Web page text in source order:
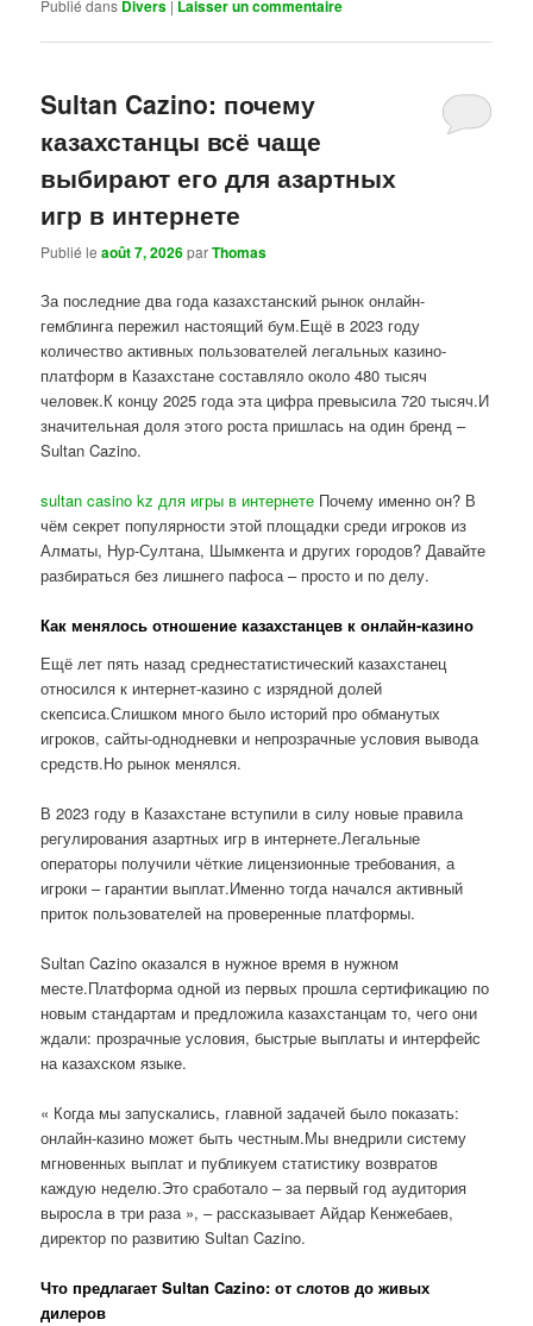
Publié dans Divers | Laisser un commentaire
Sultan Cazino: почему
казахстанцы всё чаще
выбирают его для азартных
игр в интернете
Publié leaoût 7, 2026parThomas
За последние два года казахстанский рынок онлайн-
гемблинга пережил настоящий бум.Ещё в 2023 году
количество активных пользователей легальных казино-
платформ в Казахстане составляло около 480 тысяч
человек.К концу 2025 года эта цифра превысила 720 тысяч.И
значительная доля этого роста пришлась на один бренд –
Sultan Cazino.
sultan casino kz для игры в интернете Почему именно он? В
чём секрет популярности этой площадки среди игроков из
Алматы, Нур-Султана, Шымкента и других городов? Давайте
разбираться без лишнего пафоса – просто и по делу.
Как менялось отношение казахстанцев к онлайн-казино
Ещё лет пять назад среднестатистический казахстанец
относился к интернет-казино с изрядной долей
скепсиса.Слишком много было историй про обманутых
игроков, сайты-однодневки и непрозрачные условия вывода
средств.Но рынок менялся.
В 2023 году в Казахстане вступили в силу новые правила
регулирования азартных игр в интернете.Легальные
операторы получили чёткие лицензионные требования, а
игроки – гарантии выплат.Именно тогда начался активный
приток пользователей на проверенные платформы.
Sultan Cazino оказался в нужное время в нужном
месте.Платформа одной из первых прошла сертификацию по
новым стандартам и предложила казахстанцам то, чего они
ждали: прозрачные условия, быстрые выплаты и интерфейс
на казахском языке.
« Когда мы запускались, главной задачей было показать:
онлайн-казино может быть честным.Мы внедрили систему
мгновенных выплат и публикуем статистику возвратов
каждую неделю.Это сработало – за первый год аудитория
выросла в три раза », – рассказывает Айдар Кенжебаев,
директор по развитию Sultan Cazino.
Что предлагает Sultan Cazino: от слотов до живых
дилеров